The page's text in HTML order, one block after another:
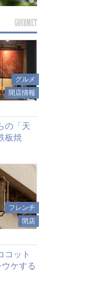
GOURMET
グルメ
開店情報
の「天
板焼
フレンチ
閉店
コット
ケする